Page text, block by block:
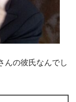
んの彼氏なんでし